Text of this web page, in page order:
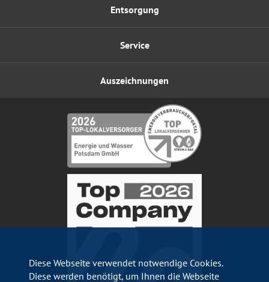
Entsorgung
Service
Auszeichnungen
Diese Webseite verwendet notwendige Cookies.
Diese werden benötigt, um Ihnen die Webseite